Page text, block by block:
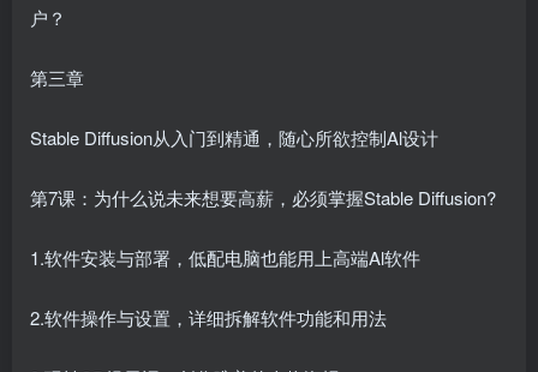
户？
第三章
Stable Diffusion从入门到精通，随心所欲控制Al设计
第7课：为什么说未来想要高薪，必须掌握Stable Diffusion?
1.软件安装与部署，低配电脑也能用上高端Al软件
2.软件操作与设置，详细拆解软件功能和用法